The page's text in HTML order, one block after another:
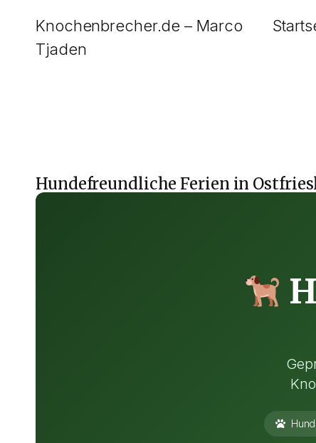
Inhalt
springen
Knochenbrecher.de – Marco
Tjaden
Hundefreundliche Ferien in